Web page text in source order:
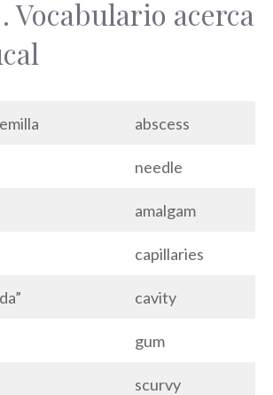
Vocabulario acerca
abscess
needle
amalgam
capillaries
cavity
gum
scurvy